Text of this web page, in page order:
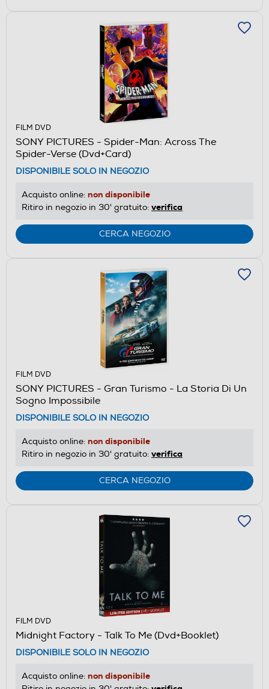
FILM DVD
SONY PICTURES - Spider-Man: Across The
Spider-Verse (Dvd+Card)
DISPONIBILE SOLO IN NEGOZIO
Acquisto online: non disponibile
Ritiro in negozio in 30' gratuito: verifica
CERCA NEGOZIO
FILM DVD
SONY PICTURES - Gran Turismo - La Storia Di Un
Sogno Impossibile
DISPONIBILE SOLO IN NEGOZIO
Acquisto online: non disponibile
Ritiro in negozio in 30' gratuito: verifica
CERCA NEGOZIO
FILM DVD
Midnight Factory - Talk To Me (Dvd+Booklet)
DISPONIBILE SOLO IN NEGOZIO
Acquisto online: non disponibile